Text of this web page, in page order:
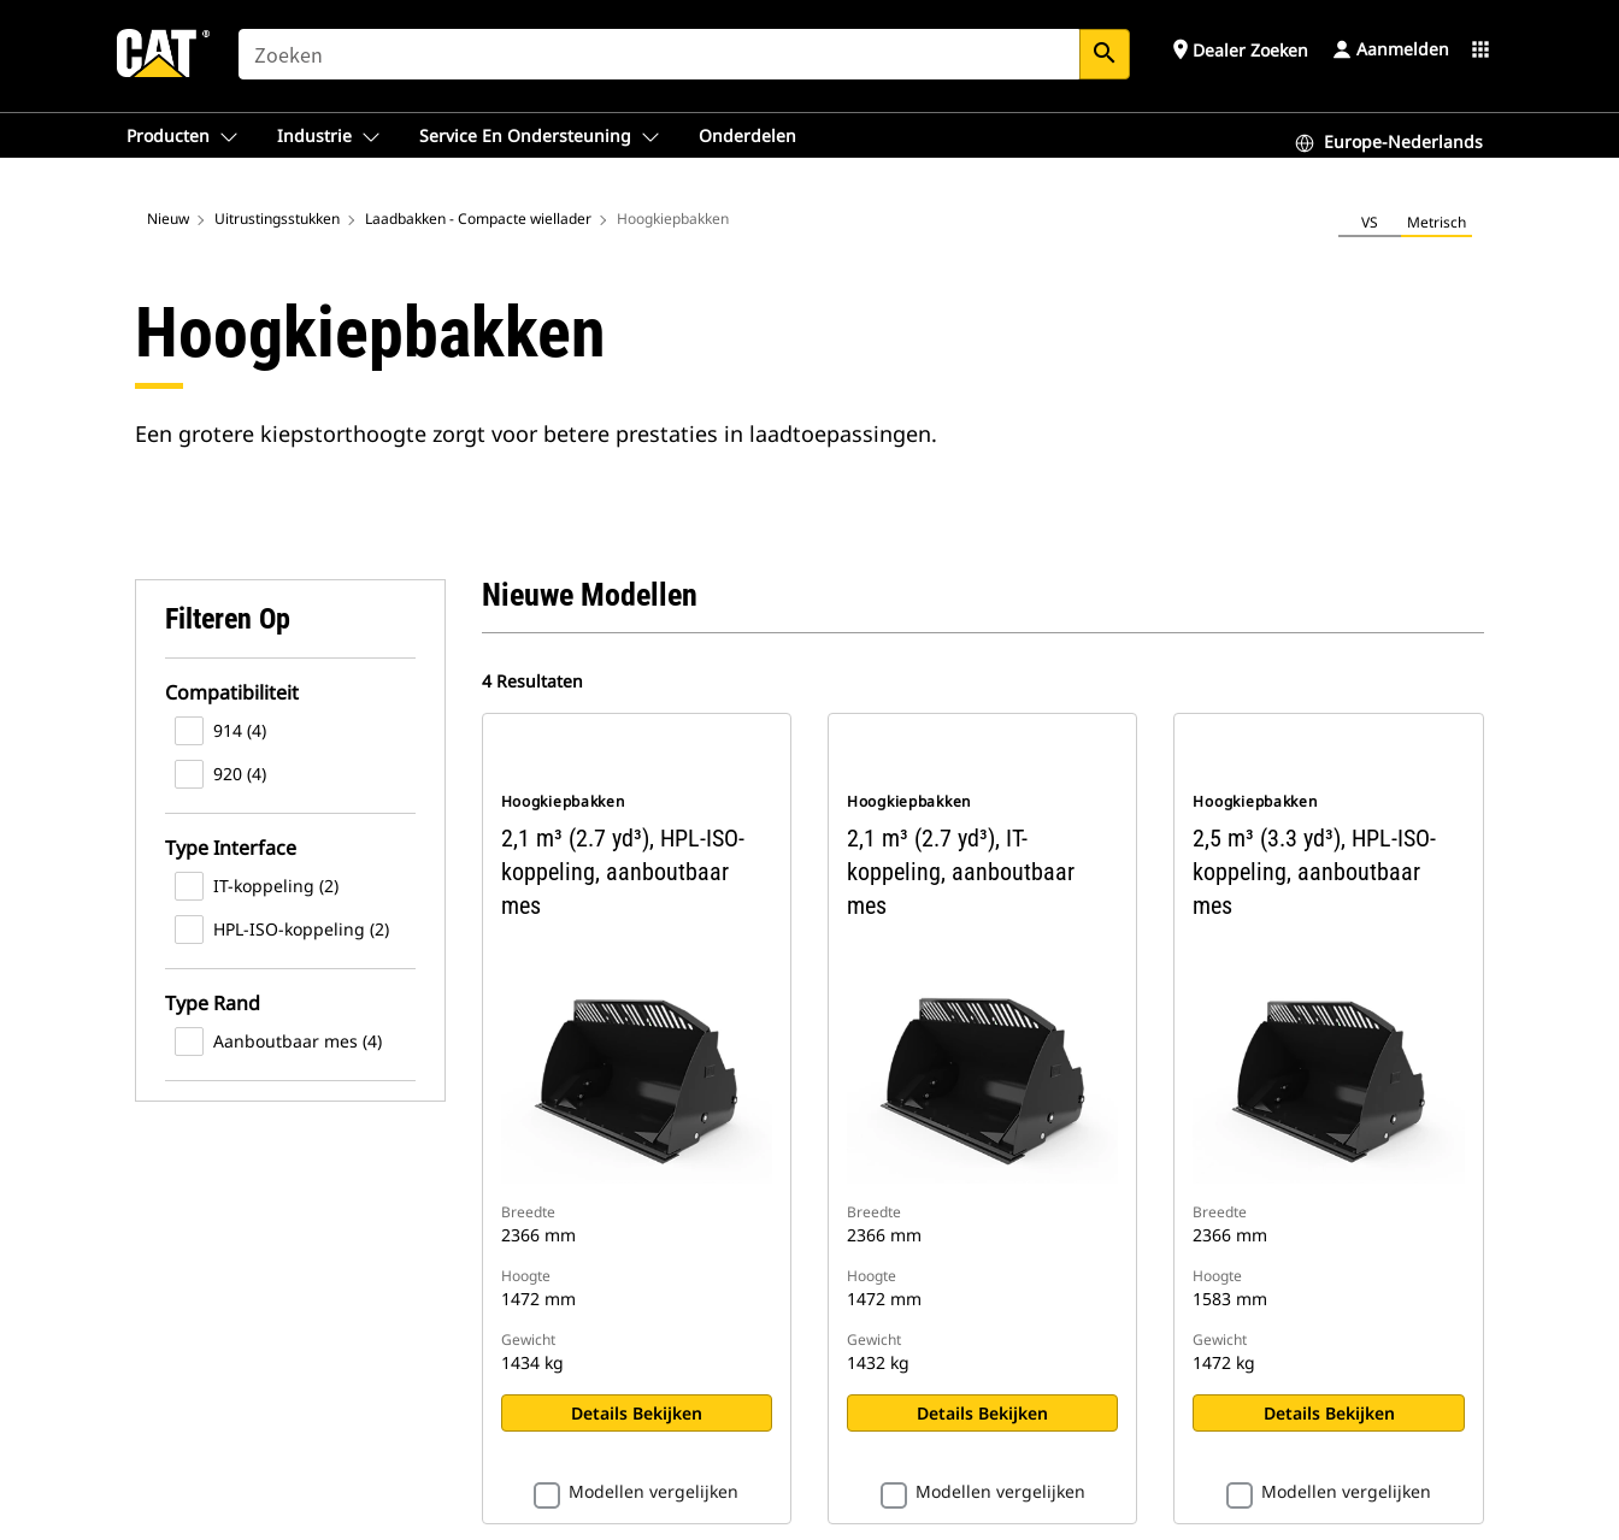
SEARCH search place Dealer Zoeken Aanmelden apps
Producten Industrie Service En Ondersteuning Onderdelen Europe-Nederlands
Nieuw Uitrustingsstukken Laadbakken - Compacte wiellader Hoogkiepbakken VS Metrisch
Hoogkiepbakken
Een grotere kiepstorthoogte zorgt voor betere prestaties in laadtoepassingen.
Filteren Op
Compatibiliteit
914 (4)
920 (4)
Type Interface
IT-koppeling (2)
HPL-ISO-koppeling (2)
Type Rand
Aanboutbaar mes (4)
Nieuwe Modellen
4 Resultaten
Hoogkiepbakken
2,1 m³ (2.7 yd³), HPL-ISO-
koppeling, aanboutbaar
mes
Breedte
2366 mm
Hoogte
1472 mm
Gewicht
1434 kg
Details Bekijken
Modellen vergelijken
Hoogkiepbakken
2,1 m³ (2.7 yd³), IT-
koppeling, aanboutbaar
mes
Breedte
2366 mm
Hoogte
1472 mm
Gewicht
1432 kg
Details Bekijken
Modellen vergelijken
Hoogkiepbakken
2,5 m³ (3.3 yd³), HPL-ISO-
koppeling, aanboutbaar
mes
Breedte
2366 mm
Hoogte
1583 mm
Gewicht
1472 kg
Details Bekijken
Modellen vergelijken